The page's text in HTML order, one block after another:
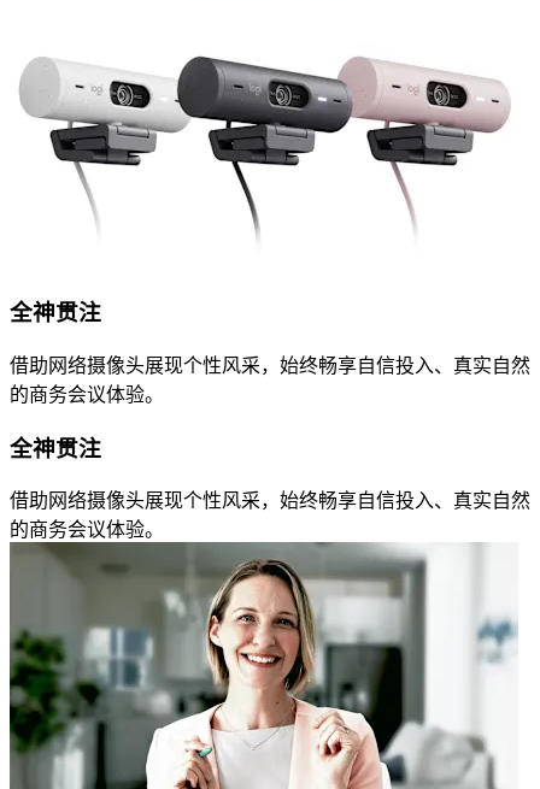
全神贯注
借助网络摄像头展现个性风采，始终畅享自信投入、真实自然
的商务会议体验。
全神贯注
借助网络摄像头展现个性风采，始终畅享自信投入、真实自然
的商务会议体验。